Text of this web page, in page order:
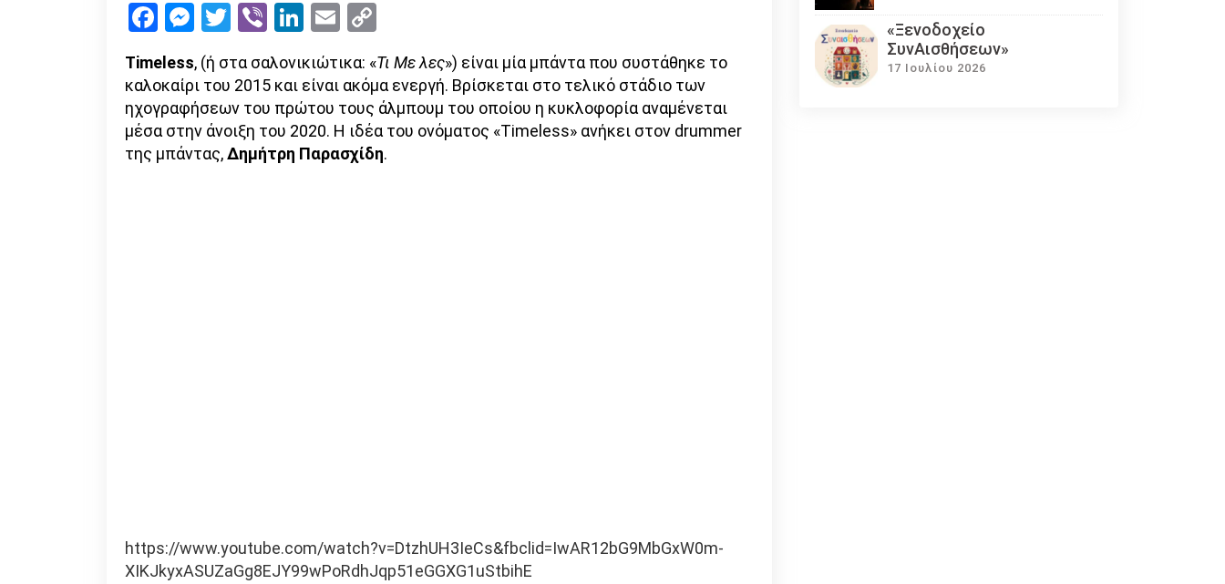
Facebook
Messenger
Twitter
ViberLinkedIn
Email
Timeless, (ή στα σαλονικιώτικα: «Τι Με λες») είναι μία μπάντα που συστάθηκε το
καλοκαίρι του 2015 και είναι ακόμα ενεργή. Βρίσκεται στο τελικό στάδιο των
ηχογραφήσεων του πρώτου τους άλμπουμ του οποίου η κυκλοφορία αναμένεται
μέσα στην άνοιξη του 2020. Η ιδέα του ονόματος «Timeless» ανήκει στον drummer
της μπάντας,Δημήτρη Παρασχίδη.
https://www.youtube.com/watch?v=DtzhUH3IeCs&fbclid=IwAR12bG9MbGxW0m-
XIKJkyxASUZaGg8EJY99wPoRdhJqp51eGGXG1uStbihE
«Ξενοδοχείο
ΣυνΑισθήσεων»
17 Ιουλίου 2026